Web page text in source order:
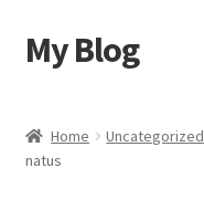
Skip
to
Skip
to
My Blog
Cart
Home Uncategorized
natus